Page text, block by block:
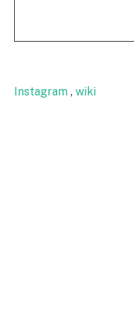
Instagram , wiki